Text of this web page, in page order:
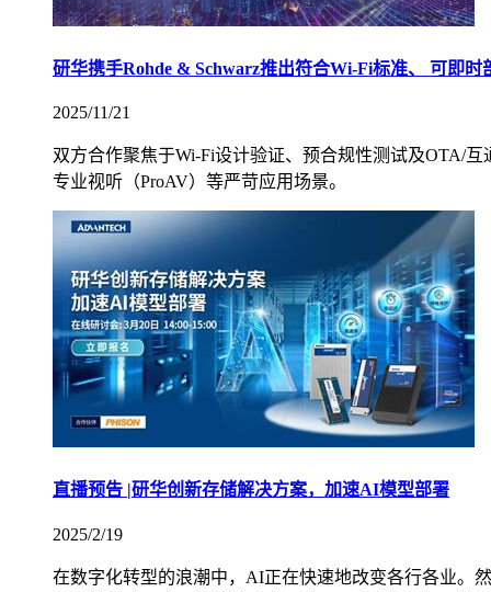
研华携手Rohde & Schwarz推出符合Wi-Fi标准、 可即时
2025/11/21
双方合作聚焦于Wi-Fi设计验证、预合规性测试及OTA/
专业视听（ProAV）等严苛应用场景。
直播预告 |研华创新存储解决方案，加速AI模型部署
2025/2/19
在数字化转型的浪潮中，AI正在快速地改变各行各业。